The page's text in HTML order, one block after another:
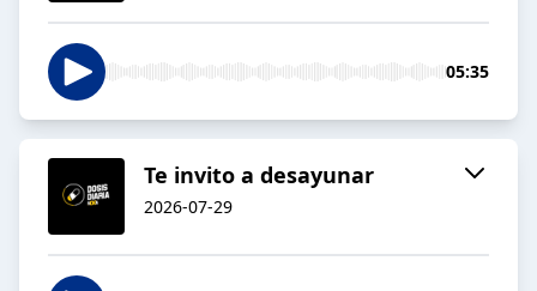
05:35
Te invito a desayunar
2026-07-29